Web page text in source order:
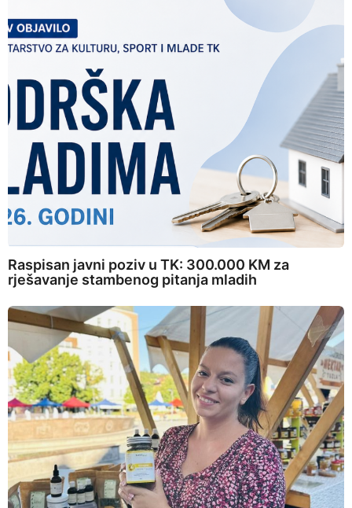
Raspisan javni poziv u TK: 300.000 KM za
rješavanje stambenog pitanja mladih